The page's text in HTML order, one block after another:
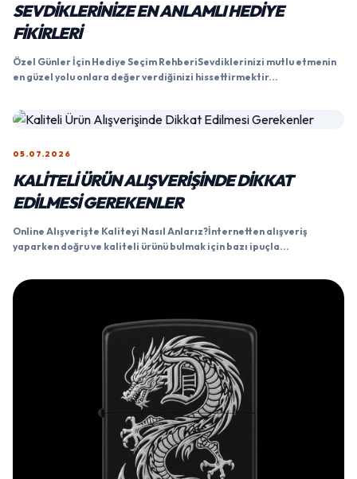
SEVDIKLERINIZE EN ANLAMLI HEDIYE
FIKIRLERI
Özel Günler İçin Hediye Seçim RehberiSevdiklerinizi mutlu etmenin
en güzel yolu onlara değer verdiğinizi hissettirmektir...
05.07.2026
KALITELI ÜRÜN ALIŞVERIŞINDE DIKKAT
EDILMESI GEREKENLER
Online Alışverişte Kaliteyi Nasıl Anlarız?İnternetten alışveriş
yaparken doğru ve kaliteli ürünü bulmak için bazı ipuçla...